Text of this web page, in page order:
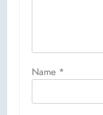
Name *